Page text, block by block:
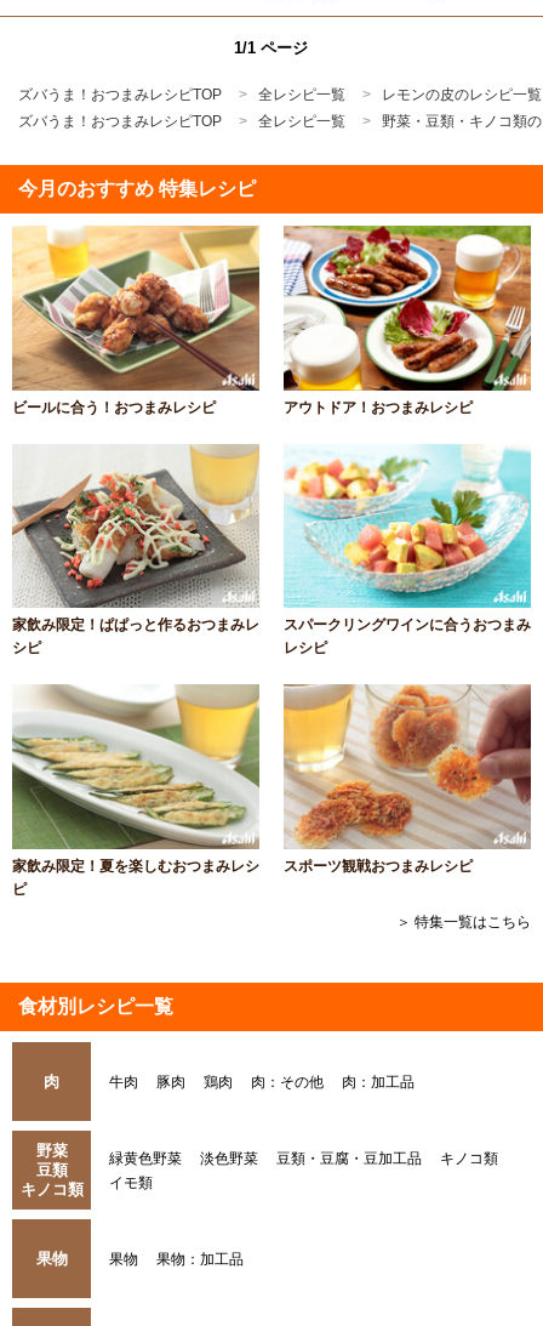
1/1 ページ
ズバうま！おつまみレシピTOP 全レシピ一覧
レモンの皮のレシピ一覧
ズバうま！おつまみレシピTOP
全レシピ一覧 野菜・豆類・キノコ類
今月のおすすめ 特集レシピ
ビールに合う！おつまみレシピ アウトドア！おつまみレシピ
家飲み限定！ぱぱっと作るおつまみレ
シピ
スパークリングワインに合うおつまみ
レシピ
家飲み限定！夏を楽しむおつまみレシ
ピ
スポーツ観戦おつまみレシピ
＞ 特集一覧はこちら
食材別レシピ一覧
肉 牛肉 豚肉 鶏肉 肉：その他 肉：加工品
野菜
豆類
キノコ類
緑黄色野菜 淡色野菜 豆類・豆腐・豆加工品
キノコ類
イモ類
果物 果物 果物：加工品